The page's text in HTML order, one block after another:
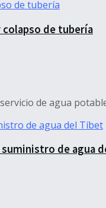
colapso de tubería
de agua
de agua